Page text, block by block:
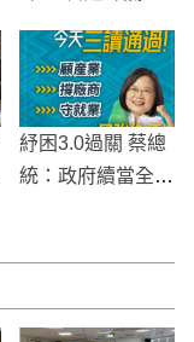
紓困3.0過關 蔡總
統：政府續當全民